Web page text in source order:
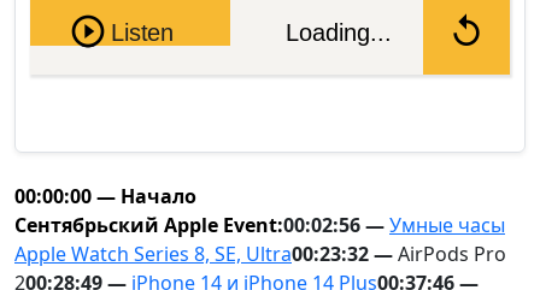
Pause
Listen Loading...
00:00:00 — Начало
Сентябрьский Apple Event:00:02:56 —Умные часы
Apple Watch Series 8, SE, Ultra00:23:32 —AirPods Pro
200:28:49 — iPhone 14 и iPhone 14 Plus00:37:46 —